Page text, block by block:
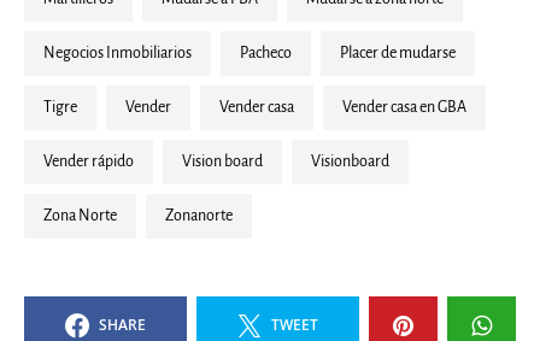
Negocios Inmobiliarios Pacheco placer de mudarse
Tigre Vender vender casa vender casa en GBA
vender rápido vision board visionboard
Zona Norte zonanorte
SHARE TWEET